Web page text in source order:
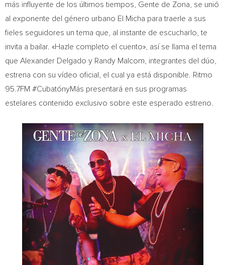
más influyente de los últimos tiempos, Gente de Zona, se unió
al exponente del género urbano El Micha para traerle a sus
fieles seguidores un tema que, al instante de escucharlo, te
invita a bailar. «Hazle completo el cuento», así se llama el tema
que Alexander Delgado y Randy Malcom , integrantes del dúo,
estrena con su vídeo oficial, el cual ya está disponible. Ritmo
95.7FM #CubatónyMás presentará en sus programas
estelares contenido exclusivo sobre este esperado estreno.